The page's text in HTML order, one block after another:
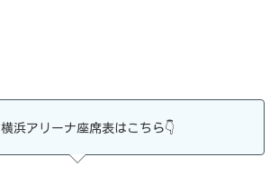
横浜アリーナ座席表はこちら👇